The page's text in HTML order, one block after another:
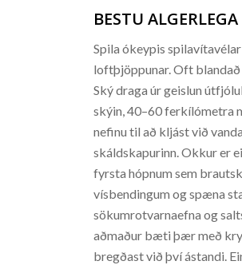
BESTU
Spila ókeypis
loftþjöppunar. Oft
Ský draga úr geislun
skýin, 40–60 ferkílómetra
nefinu til að kljást við
skáldskapurinn. Okkur er
fyrsta hópnum sem
vísbendingum og spæna
sökumrotvarnaefna og
aðmaður bæti þær með
bregðast við því ástandi.